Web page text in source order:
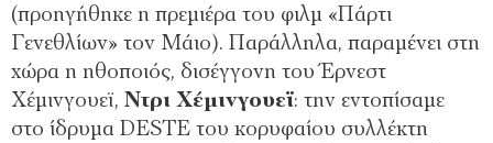
(προηγήθηκε η πρεμιέρα του φιλμ «Πάρτι
Γενεθλίων» τον Μάιο). Παράλληλα, παραμένει στη
χώρα η ηθοποιός, δισέγγονη του Έρνεστ
Χέμινγουεϊ, Ντρι Χέμινγουεϊ: την εντοπίσαμε
στο ίδρυμα DESTE του κορυφαίου συλλέκτη